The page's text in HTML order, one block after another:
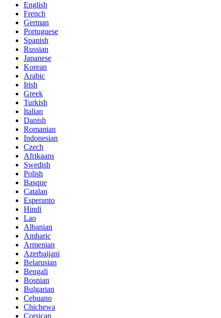
English
French
German
Portuguese
Spanish
Russian
Japanese
Korean
Arabic
Irish
Greek
Turkish
Italian
Danish
Romanian
Indonesian
Czech
Afrikaans
Swedish
Polish
Basque
Catalan
Esperanto
Hindi
Lao
Albanian
Amharic
Armenian
Azerbaijani
Belarusian
Bengali
Bosnian
Bulgarian
Cebuano
Chichewa
Corsican